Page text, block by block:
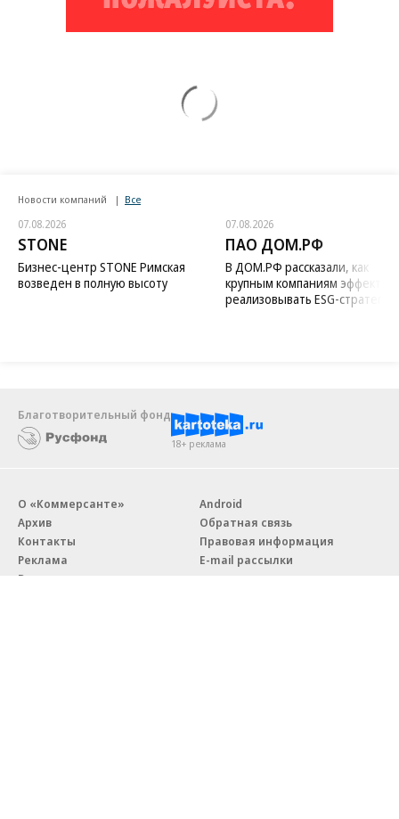
Новости компаний Все
07.08.2026
STONE
Бизнес-центр STONE Римская
возведен в полную высоту
07.08.2026
ПАО ДОМ.РФ
В ДОМ.РФ рассказали, как
крупным компаниям
реализовывать ESG-стратегию
Благотворительный фонд
18+ реклама
О «Коммерсанте»
Архив
Контакты
Реклама
Вакансии
Android
Обратная связь
Правовая информация
E-mail рассылки